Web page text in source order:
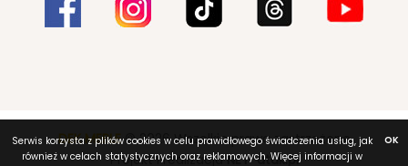
Serwis korzysta z plików cookies w celu prawidłowego świadczenia usług, jak
również w celach statystycznych oraz reklamowych. Więcej informacji w
OK
DEK MEBLE© 2026 Wszelkie prawa zastrzeżone
Projekt i realizacjaNET-atak.pl